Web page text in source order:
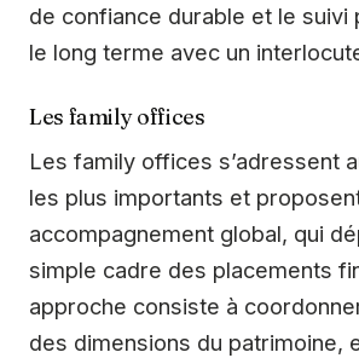
de confiance durable et le suivi
le long terme avec un
Les family offices
Les family offices s’adressent
les plus importants et
accompagnement global, qui
simple cadre des placements
approche consiste à
des dimensions du patrimoine,